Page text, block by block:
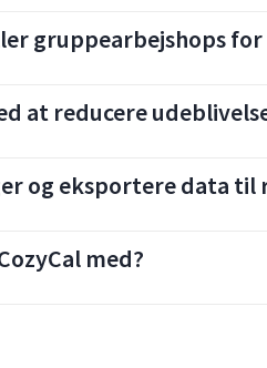
gruppearbejshops
at reducere
og eksportere data
med?